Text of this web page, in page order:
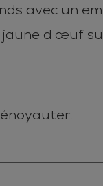
avec un
d’œuf